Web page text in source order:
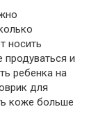
носить
продуваться и
ребенка на
для
коже больше